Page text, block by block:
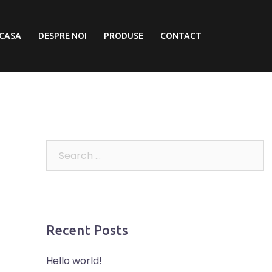
DESPRE NOI PRODUSE CONTACT
Recent Posts
Hello world!